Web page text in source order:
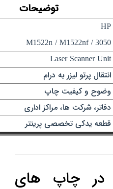
توضیحات
Laser Scanner Unit
انتقال پرتو لیزر به درام
وضوح و کیفیت چاپ
دفاتر، شرکت‌ ها، مراکز اداری
قطعه یدکی تخصصی پرینتر
در چاپ‌ های